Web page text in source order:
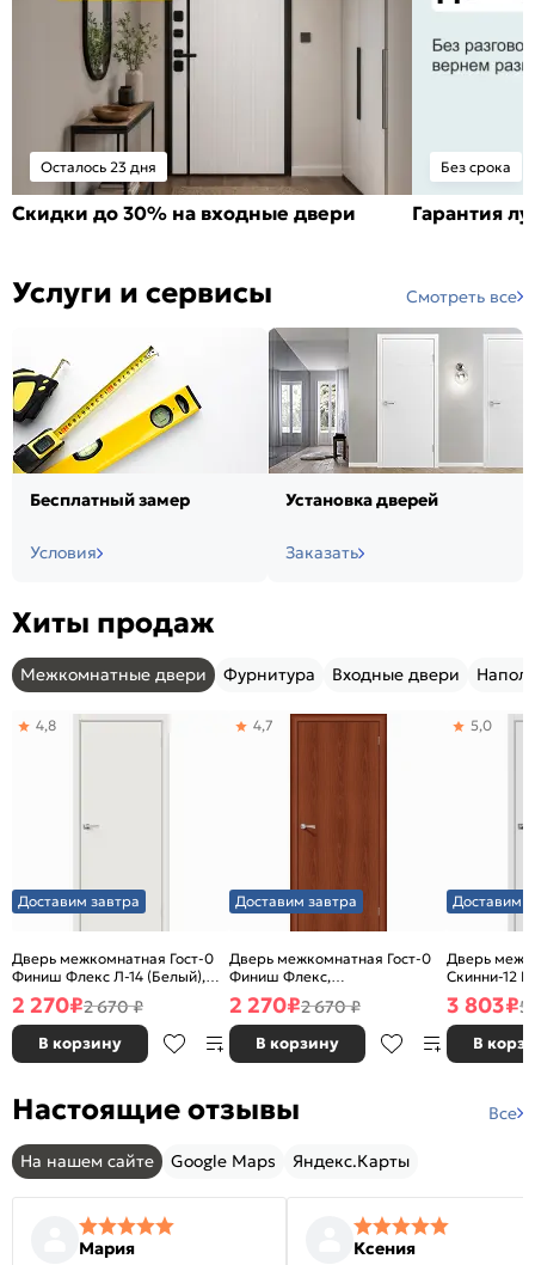
Осталось 23 дня
Скидки до 30% на входные двери
Без срока
Гарантия
Услуги и сервисы Смотреть все
Бесплатный замер
Условия
Установка дверей
Заказать
Хиты продаж
Межкомнатные двери Фурнитура Входные двери
Доставим завтра
Дверь межкомнатная Гост-0
Финиш Флекс Л-14 (Белый),
глухая, каркасно-щитовая
4,8
2 270₽2 670 ₽
В корзину
Доставим завтра
Дверь межкомнатная Гост-0
Финиш Флекс,
Ламинированные Л-11
(ИталОрех), глухая, каркасно-
щитовая
4,7
2 270₽2 670 ₽
В корзину
Доставим
Дверь
Скинни-12
глухая,
5,0
3 803₽5
В
Настоящие отзывы Все
На нашем сайте Google Maps Яндекс.Карты
Мария Ксения